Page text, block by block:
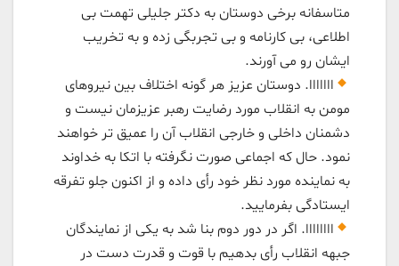
متاسفانه برخی دوستان به دکتر جلیلی تهمت بی
اطلاعی، بی کارنامه و بی تجربگی زده و به تخریب
ایشان رو می آورند.
ااااااا. دوستان عزیز هر گونه اختلاف بین نیروهای
مومن به انقلاب مورد رضایت رهبر عزیزمان نیست و
دشمنان داخلی و خارجی انقلاب آن را عمیق تر خواهند
نمود. حال که اجماعی صورت نگرفته با اتکا به خداوند
به نماینده مورد نظر خود رأی داده و از اکنون جلو تفرقه
ایستادگی بفرمایید.
اااااااا. اگر در دور دوم بنا شد به یکی از نمایندگان
جبهه انقلاب رأی بدهیم با قوت و قدرت دست در